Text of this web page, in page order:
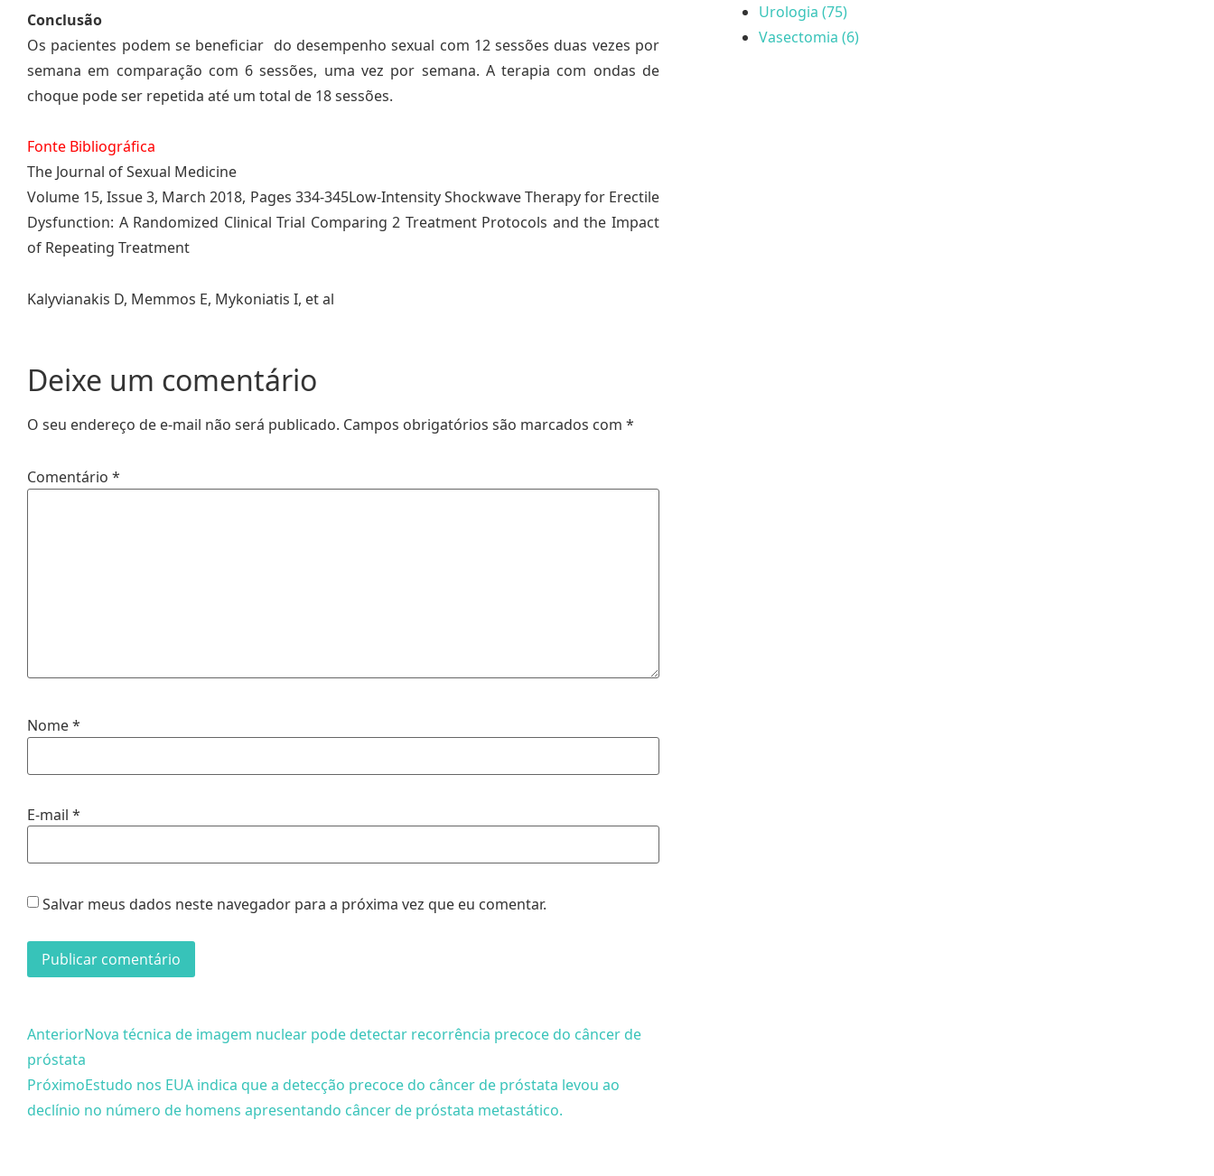
Conclusão
Os pacientes podem se beneficiar do desempenho sexual com 12 sessões duas vezes por
semana em comparação com 6 sessões, uma vez por semana. A terapia com ondas de
choque pode ser repetida até um total de 18 sessões.
Fonte Bibliográfica
The Journal of Sexual Medicine
Volume 15, Issue 3, March 2018, Pages 334-345Low-Intensity Shockwave Therapy for Erectile
Dysfunction: A Randomized Clinical Trial Comparing 2 Treatment Protocols and the Impact
of Repeating Treatment
Kalyvianakis D, Memmos E, Mykoniatis I, et al
Deixe um comentário
O seu endereço de e-mail não será publicado. Campos obrigatórios são marcados com *
Comentário *
Nome*
E-mail *
Salvar meus dados neste navegador para a próxima vez que eu comentar.
AnteriorNova técnica de imagem nuclear pode detectar recorrência precoce do câncer de
próstata
PróximoEstudo nos EUA indica que a detecção precoce do câncer de próstata levou ao
declínio no número de homens apresentando câncer de próstata metastático.
Urologia (75)
Vasectomia (6)